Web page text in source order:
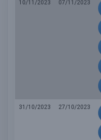
10/11/2023
07/11/2023
31/10/2023
27/10/2023